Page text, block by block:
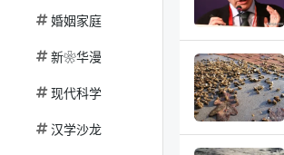
婚姻家庭
新❀华漫
现代科学
汉学沙龙